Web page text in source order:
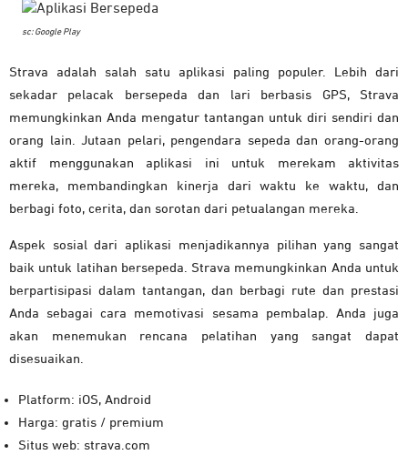
sc: Google Play
Strava adalah salah satu aplikasi paling populer. Lebih dari
sekadar pelacak bersepeda dan lari berbasis GPS, Strava
memungkinkan Anda mengatur tantangan untuk diri sendiri dan
orang lain. Jutaan pelari, pengendara sepeda dan orang-orang
aktif menggunakan aplikasi ini untuk merekam aktivitas
mereka, membandingkan kinerja dari waktu ke waktu, dan
berbagi foto, cerita, dan sorotan dari petualangan mereka.
Aspek sosial dari aplikasi menjadikannya pilihan yang sangat
baik untuk latihan bersepeda. Strava memungkinkan Anda untuk
berpartisipasi dalam tantangan, dan berbagi rute dan prestasi
Anda sebagai cara memotivasi sesama pembalap. Anda juga
akan menemukan rencana pelatihan yang sangat dapat
disesuaikan.
Platform: iOS, Android
Harga: gratis / premium
Situs web: strava.com